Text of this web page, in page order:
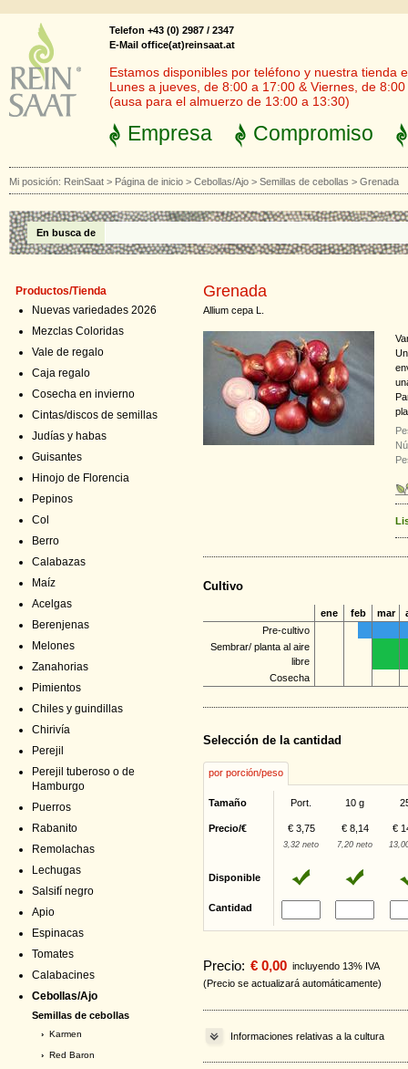
Telefon +43 (0) 2987 / 2347
E-Mail office(at)reinsaat.at
Estamos disponibles por teléfono y nuestra tienda
Lunes a jueves, de 8:00 a 17:00 & Viernes, de
(ausa para el almuerzo de 13:00 a 13:30)
Empresa Compromiso
Mi posición: ReinSaat > Página de inicio > Cebollas/Ajo > Semillas de cebollas > Grenada
En busca de
Productos/Tienda
Nuevas variedades 2026
Mezclas Coloridas
Vale de regalo
Caja regalo
Cosecha en invierno
Cintas/discos de semillas
Judías y habas
Guisantes
Hinojo de Florencia
Pepinos
Col
Berro
Calabazas
Maíz
Acelgas
Berenjenas
Melones
Zanahorias
Pimientos
Chiles y guindillas
Chirivía
Perejil
Perejil tuberoso o de
Hamburgo
Puerros
Rabanito
Remolachas
Lechugas
Salsifí negro
Apio
Espinacas
Tomates
Calabacines
Cebollas/Ajo
Semillas de cebollas
› Karmen
› Red Baron
Grenada
Allium cepa L.
Cultivo
ene feb mar
Pre-cultivo
Sembrar/ planta al aire
libre
Cosecha
Selección de la cantidad
por porción/peso
Tamaño Port. 10 g
Precio/€ € 3,75 € 8,14 €
3,32 neto 7,20 neto
Disponible
Cantidad
Precio: € 0,00 incluyendo 13% IVA
(Precio se actualizará automáticamente)
Informaciones relativas a la cultura